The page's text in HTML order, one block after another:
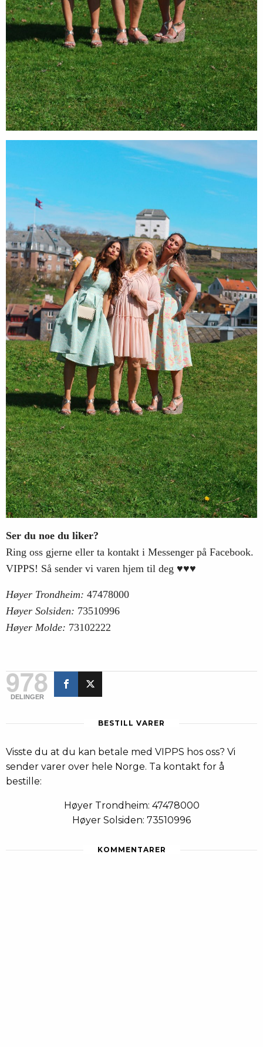
Ser du noe du liker?
Ring oss gjerne eller ta kontakt i Messenger på Facebook.
VIPPS! Så sender vi varen hjem til deg ♥♥♥
Høyer Trondheim: 47478000
Høyer Solsiden: 73510996
Høyer Molde: 73102222
978
DELINGER
BESTILL VARER
Visste du at du kan betale med VIPPS hos oss? Vi
sender varer over hele Norge. Ta kontakt for å
bestille:
Høyer Trondheim: 47478000
Høyer Solsiden: 73510996
KOMMENTARER